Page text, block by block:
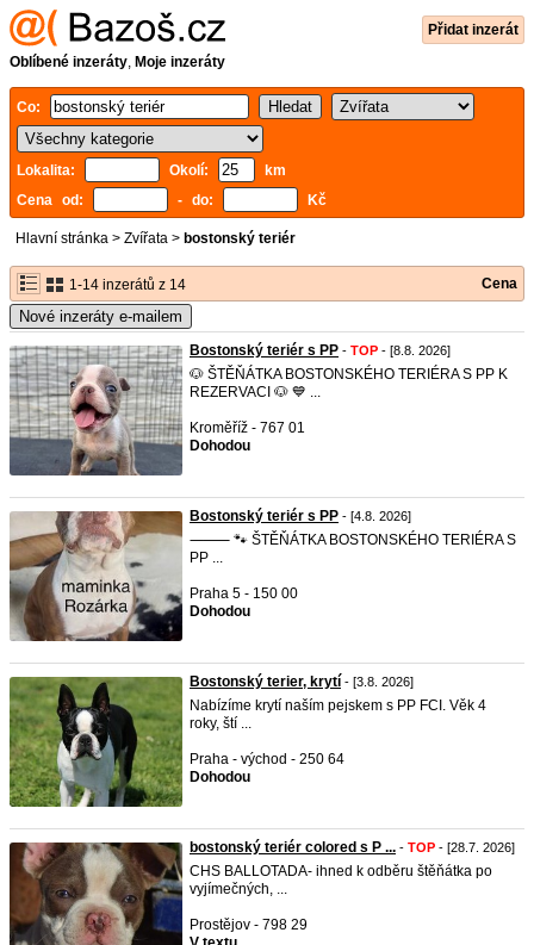
Přidat inzerát
Oblíbené inzeráty, Moje inzeráty
Co:
Lokalita: Okolí:
km
Cena od:
- do: Kč
Hlavní stránka > Zvířata > bostonský teriér
1-14 inzerátů z 14 Cena
Nové inzeráty e-mailem
Bostonský teriér s PP - TOP - [8.8. 2026]
🐶 ŠTĚŇÁTKA BOSTONSKÉHO TERIÉRA S PP K
REZERVACI 🐶 💙 ...
Kroměříž - 767 01
Dohodou
Bostonský teriér s PP - [4.8. 2026]
⸻ 🐾 ŠTĚŇÁTKA BOSTONSKÉHO TERIÉRA S
PP ...
Praha 5 - 150 00
Dohodou
Bostonský terier, krytí - [3.8. 2026]
Nabízíme krytí naším pejskem s PP FCI. Věk 4
roky, ští ...
Praha - východ - 250 64
Dohodou
bostonský teriér colored s P ... - TOP - [28.7. 2026]
CHS BALLOTADA- ihned k odběru štěňátka po
vyjímečných, ...
Prostějov - 798 29